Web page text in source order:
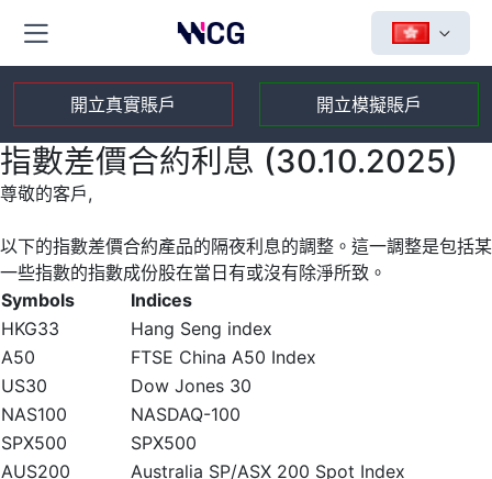
開立真實賬戶 開立模擬賬戶
指數差價合約利息 (30.10.2025)
尊敬的客戶,
以下的指數差價合約產品的隔夜利息的調整。這一調整是包括某
一些指數的指數成份股在當日有或沒有除淨所致。
Symbols
Indices
HKG33
Hang Seng index
A50
FTSE China A50 Index
US30
Dow Jones 30
NAS100
NASDAQ-100
SPX500
SPX500
AUS200
Australia SP/ASX 200 Spot Index